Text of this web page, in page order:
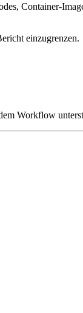
Container-
einzugrenzen.
Workflow